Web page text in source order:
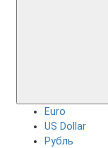
Euro
US Dollar
Рубль